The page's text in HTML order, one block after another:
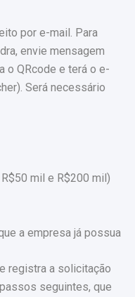
por e-mail. Para
envie mensagem
o QRcode e terá o e-
Será necessário
mil e R$200 mil)
a empresa já possua
registra a solicitação
seguintes, que